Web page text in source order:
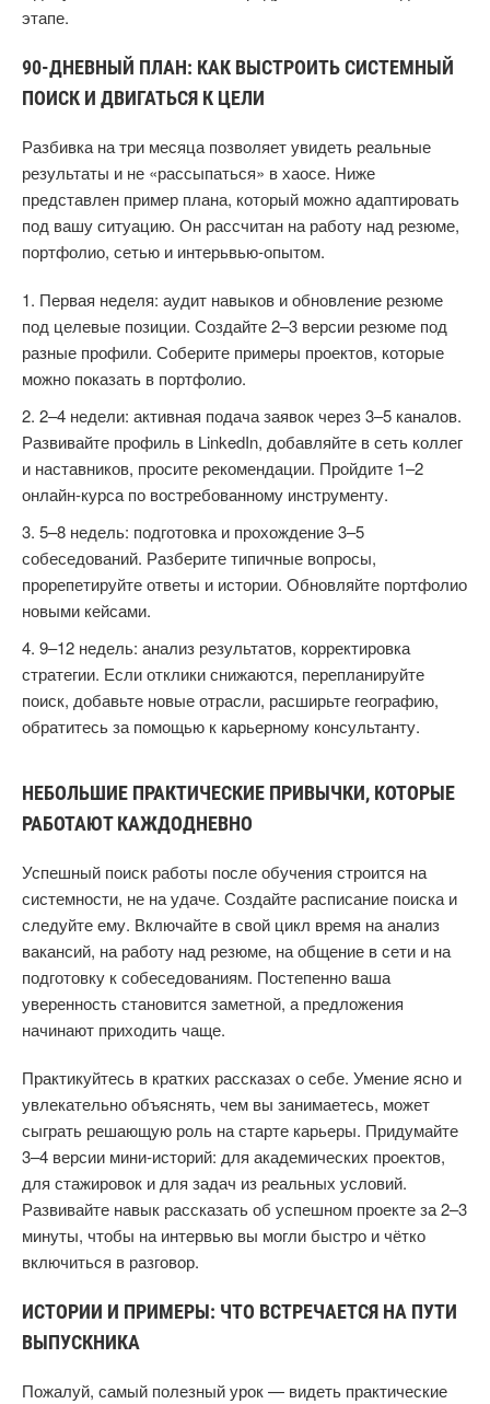
этапе.
90-ДНЕВНЫЙ ПЛАН: КАК ВЫСТРОИТЬ СИСТЕМНЫЙ
ПОИСК И ДВИГАТЬСЯ К ЦЕЛИ
Разбивка на три месяца позволяет увидеть реальные
результаты и не «рассыпаться» в хаосе. Ниже
представлен пример плана, который можно адаптировать
под вашу ситуацию. Он рассчитан на работу над резюме,
портфолио, сетью и интерьвью‑опытом.
Первая неделя: аудит навыков и обновление резюме
под целевые позиции. Создайте 2–3 версии резюме под
разные профили. Соберите примеры проектов, которые
можно показать в портфолио.
2–4 недели: активная подача заявок через 3–5 каналов.
Развивайте профиль в LinkedIn, добавляйте в сеть коллег
и наставников, просите рекомендации. Пройдите 1–2
онлайн‑курса по востребованному инструменту.
5–8 недель: подготовка и прохождение 3–5
собеседований. Разберите типичные вопросы,
прорепетируйте ответы и истории. Обновляйте портфолио
новыми кейсами.
9–12 недель: анализ результатов, корректировка
стратегии. Если отклики снижаются, перепланируйте
поиск, добавьте новые отрасли, расширьте географию,
обратитесь за помощью к карьерному консультанту.
НЕБОЛЬШИЕ ПРАКТИЧЕСКИЕ ПРИВЫЧКИ, КОТОРЫЕ
РАБОТАЮТ КАЖДОДНЕВНО
Успешный поиск работы после обучения строится на
системности, не на удаче. Создайте расписание поиска и
следуйте ему. Включайте в свой цикл время на анализ
вакансий, на работу над резюме, на общение в сети и на
подготовку к собеседованиям. Постепенно ваша
уверенность становится заметной, а предложения
начинают приходить чаще.
Практикуйтесь в кратких рассказах о себе. Умение ясно и
увлекательно объяснять, чем вы занимаетесь, может
сыграть решающую роль на старте карьеры. Придумайте
3–4 версии мини‑историй: для академических проектов,
для стажировок и для задач из реальных условий.
Развивайте навык рассказать об успешном проекте за 2–3
минуты, чтобы на интервью вы могли быстро и чётко
включиться в разговор.
ИСТОРИИ И ПРИМЕРЫ: ЧТО ВСТРЕЧАЕТСЯ НА ПУТИ
ВЫПУСКНИКА
Пожалуй, самый полезный урок — видеть практические